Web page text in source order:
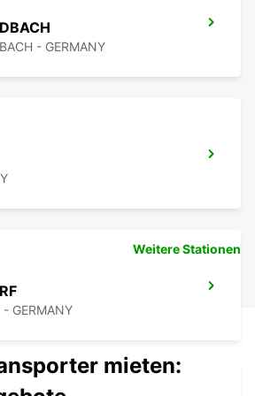
- GERMANY
- GERMANY
Weitere Stationen
mieten: